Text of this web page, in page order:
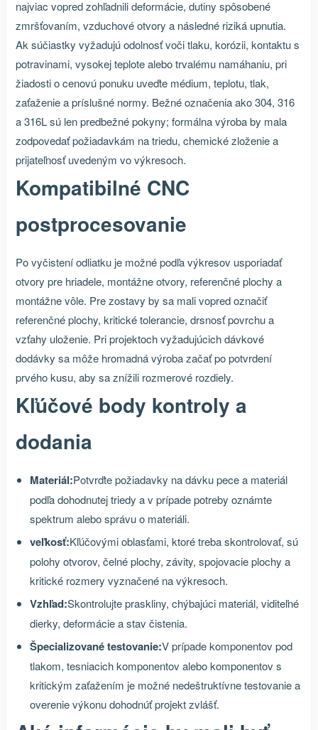
najviac vopred zohľadnili deformácie, dutiny spôsobené
zmršťovaním, vzduchové otvory a následné riziká upnutia.
Ak súčiastky vyžadujú odolnosť voči tlaku, korózii, kontaktu s
potravinami, vysokej teplote alebo trvalému namáhaniu, pri
žiadosti o cenovú ponuku uveďte médium, teplotu, tlak,
zaťaženie a príslušné normy. Bežné označenia ako 304, 316
a 316L sú len predbežné pokyny; formálna výroba by mala
zodpovedať požiadavkám na triedu, chemické zloženie a
prijateľnosť uvedeným vo výkresoch.
Kompatibilné CNC
postprocesovanie
Po vyčistení odliatku je možné podľa výkresov usporiadať
otvory pre hriadele, montážne otvory, referenčné plochy a
montážne vôle. Pre zostavy by sa mali vopred označiť
referenčné plochy, kritické tolerancie, drsnosť povrchu a
vzťahy uloženie. Pri projektoch vyžadujúcich dávkové
dodávky sa môže hromadná výroba začať po potvrdení
prvého kusu, aby sa znížili rozmerové rozdiely.
Kľúčové body kontroly a
dodania
Materiál:Potvrďte požiadavky na dávku pece a materiál
podľa dohodnutej triedy a v prípade potreby oznámte
spektrum alebo správu o materiáli.
veľkosť:Kľúčovými oblasťami, ktoré treba skontrolovať, sú
polohy otvorov, čelné plochy, závity, spojovacie plochy a
kritické rozmery vyznačené na výkresoch.
Vzhľad:Skontrolujte praskliny, chýbajúci materiál, viditeľné
dierky, deformácie a stav čistenia.
Špecializované testovanie:V prípade komponentov pod
tlakom, tesniacich komponentov alebo komponentov s
kritickým zaťažením je možné nedeštruktívne testovanie a
overenie výkonu dohodnúť projekt zvlášť.